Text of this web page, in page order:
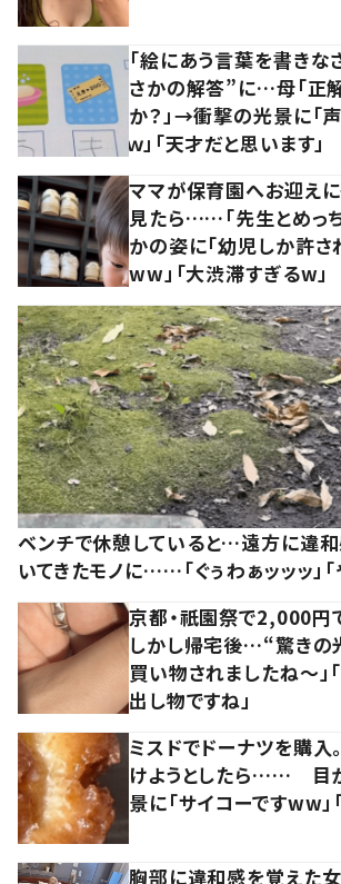
「絵にあう言葉を書きな
さかの解答”に…母「正
か？」→衝撃の光景に「
ｗ」「天才だと思います」
ママが保育園へお迎え
見たら……「先生とめっち
かの姿に「幼児しか許
ww」「大渋滞すぎるw」
ベンチで休憩していると…遠方に違和
いてきたモノに……「ぐぅわぁッッッ」
京都・祇園祭で2,000
しかし帰宅後…“驚きの
買い物されましたね～」
出し物ですね」
ミスドでドーナツを購入
けようとしたら…… 目
景に「サイコーですww」
胸部に違和感を覚えた